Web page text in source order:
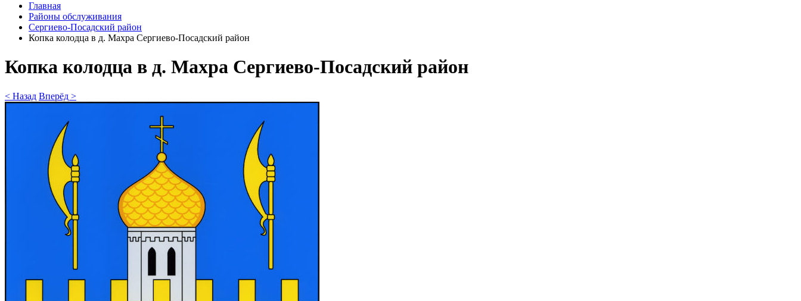
Главная
Районы обслуживания
Сергиево-Посадский район
Копка колодца в д. Махра Сергиево-Посадский район
Копка колодца в д. Махра Сергиево-Посадский район
< Назад Вперёд >